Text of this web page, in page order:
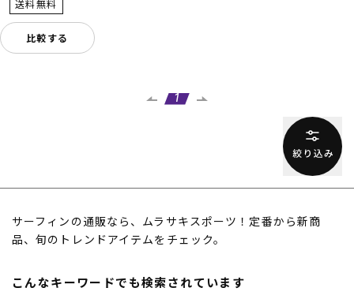
比較する
1
サーフィンの通販なら、ムラサキスポーツ！定番から新商
品、旬のトレンドアイテムをチェック。
こんなキーワードでも検索されています